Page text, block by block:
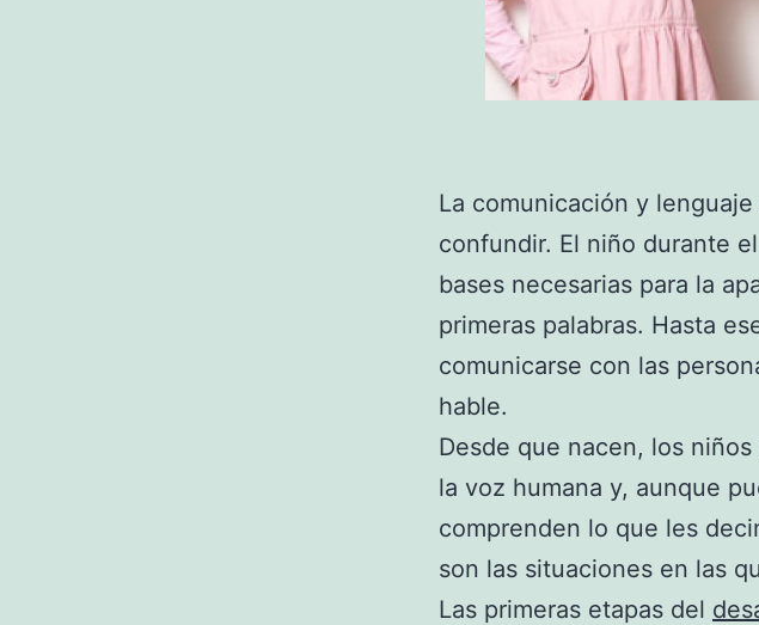
La comunicación y
confundir. El niño durante
bases necesarias para la
primeras palabras. Hasta
comunicarse con las
hable.
Desde que nacen, los
la voz humana y, aunque
comprenden lo que les
son las situaciones en las
Las primeras etapas del